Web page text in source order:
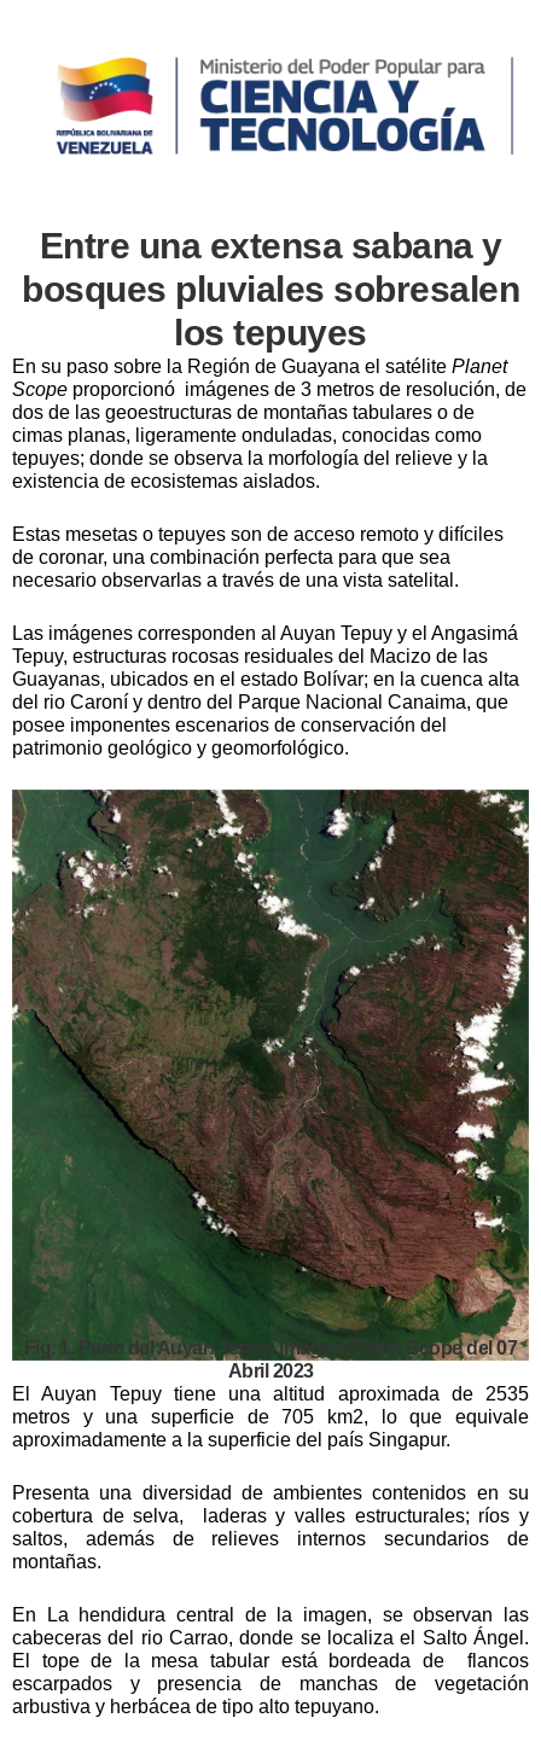
Entre una extensa sabana y
bosques pluviales sobresalen
los tepuyes
En su paso sobre la Región de Guayana el satélite Planet
Scope proporcionó imágenes de 3 metros de resolución, de
dos de las geoestructuras de montañas tabulares o de
cimas planas, ligeramente onduladas, conocidas como
tepuyes; donde se observa la morfología del relieve y la
existencia de ecosistemas aislados.
Estas mesetas o tepuyes son de acceso remoto y difíciles
de coronar, una combinación perfecta para que sea
necesario observarlas a través de una vista satelital.
Las imágenes corresponden al Auyan Tepuy y el Angasimá
Tepuy, estructuras rocosas residuales del Macizo de las
Guayanas, ubicados en el estado Bolívar; en la cuenca alta
del rio Caroní y dentro del Parque Nacional Canaima, que
posee imponentes escenarios de conservación del
patrimonio geológico y geomorfológico.
Fig. 1. Parte del Auyan Tepuy. Imagen Planet Scope del 07
Abril 2023
El Auyan Tepuy tiene una altitud aproximada de 2535
metros y una superficie de 705 km2, lo que equivale
aproximadamente a la superficie del país Singapur.
Presenta una diversidad de ambientes contenidos en su
cobertura de selva, laderas y valles estructurales; ríos y
saltos, además de relieves internos secundarios de
montañas.
En La hendidura central de la imagen, se observan las
cabeceras del rio Carrao, donde se localiza el Salto Ángel.
El tope de la mesa tabular está bordeada de flancos
escarpados y presencia de manchas de vegetación
arbustiva y herbácea de tipo alto tepuyano.